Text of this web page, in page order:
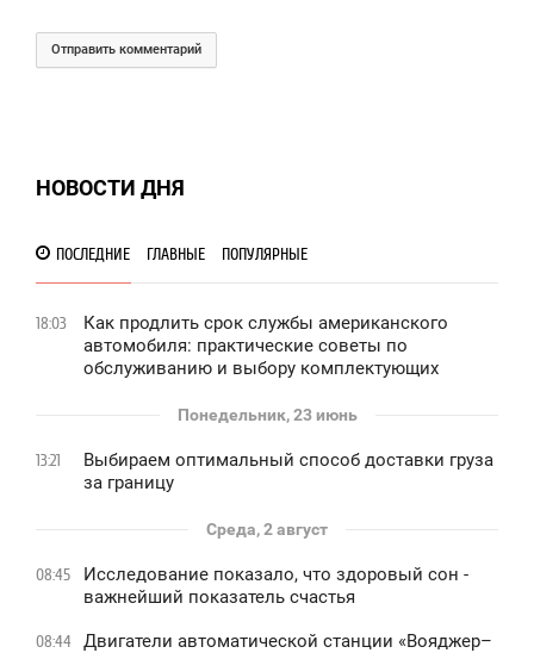
Отправить комментарий
НОВОСТИ ДНЯ
ПОСЛЕДНИЕ ГЛАВНЫЕ ПОПУЛЯРНЫЕ
18:03
Как продлить срок службы американского
автомобиля: практические советы по
обслуживанию и выбору комплектующих
Понедельник, 23 июнь
13:21
Выбираем оптимальный способ доставки груза
за границу
Среда, 2 август
08:45
Исследование показало, что здоровый сон -
важнейший показатель счастья
08:44
Двигатели автоматической станции «Вояджер–